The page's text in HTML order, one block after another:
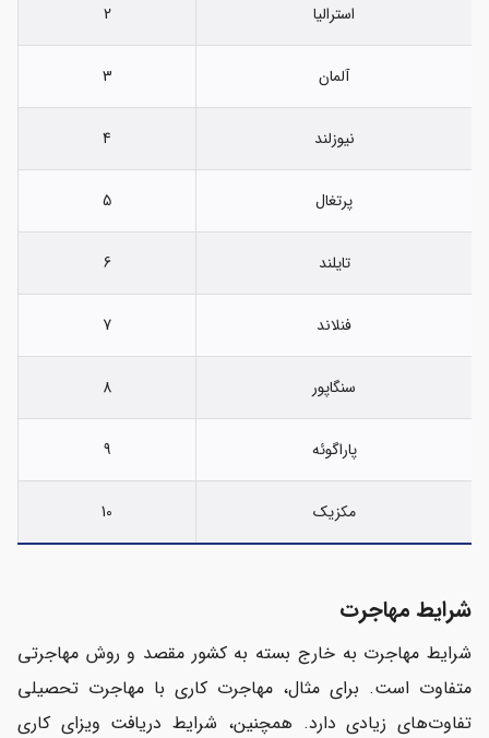
استرالیا 2
آلمان 3
نیوزلند 4
پرتغال 5
تایلند 6
فنلاند 7
سنگاپور 8
پاراگوئه 9
مکزیک 10
شرایط مهاجرت
شرایط مهاجرت به خارج بسته به کشور مقصد و روش مهاجرتی
متفاوت است. برای مثال، مهاجرت کاری با مهاجرت تحصیلی
تفاوت‌های زیادی دارد. همچنین، شرایط دریافت ویزای کاری